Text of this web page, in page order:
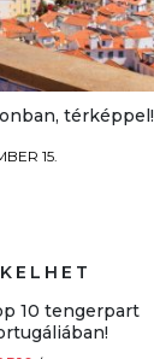
térképpel!
15.
10 tengerpart